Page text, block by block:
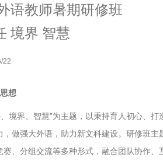
语教师暑期研修班
境界 智慧
22
想
界、智慧”为主题，以秉持育人初心、打
做强大外语，助力新文科建设。研修班主
、分组交流等多种形式，融合团队协作、